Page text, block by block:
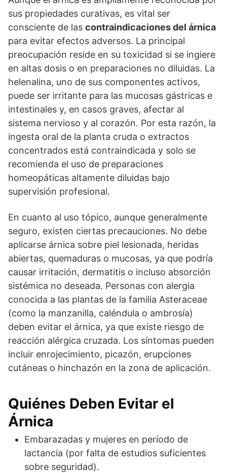
sus propiedades curativas, es vital ser
consciente de las contraindicaciones del árnica
para evitar efectos adversos. La principal
preocupación reside en su toxicidad si se ingiere
en altas dosis o en preparaciones no diluidas. La
helenalina, uno de sus componentes activos,
puede ser irritante para las mucosas gástricas e
intestinales y, en casos graves, afectar al
sistema nervioso y al corazón. Por esta razón, la
ingesta oral de la planta cruda o extractos
concentrados está contraindicada y solo se
recomienda el uso de preparaciones
homeopáticas altamente diluidas bajo
supervisión profesional.
En cuanto al uso tópico, aunque generalmente
seguro, existen ciertas precauciones. No debe
aplicarse árnica sobre piel lesionada, heridas
abiertas, quemaduras o mucosas, ya que podría
causar irritación, dermatitis o incluso absorción
sistémica no deseada. Personas con alergia
conocida a las plantas de la familia Asteraceae
(como la manzanilla, caléndula o ambrosía)
deben evitar el árnica, ya que existe riesgo de
reacción alérgica cruzada. Los síntomas pueden
incluir enrojecimiento, picazón, erupciones
cutáneas o hinchazón en la zona de aplicación.
Quiénes Deben Evitar el
Árnica
Embarazadas y mujeres en período de
lactancia (por falta de estudios suficientes
sobre seguridad).